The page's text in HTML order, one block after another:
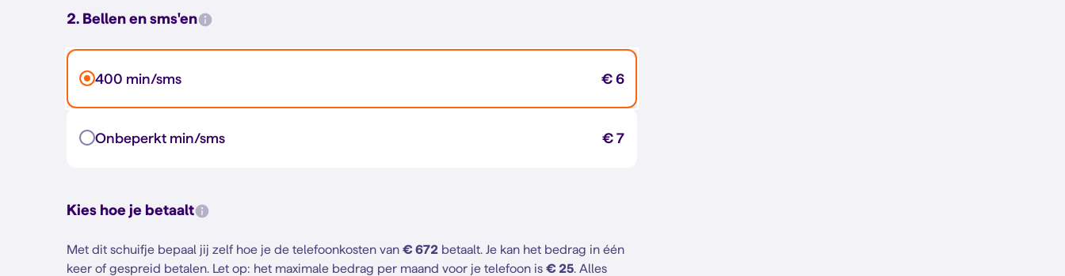
2. Bellen en sms'en
400 min/sms € 6
Onbeperkt min/sms € 7
Kies hoe je betaalt
Met dit schuifje bepaal jij zelf hoe je de telefoonkosten van € 672 betaalt. Je kan het bedrag in één
keer of gespreid betalen. Let op: het maximale bedrag per maand voor je telefoon is € 25. Alles